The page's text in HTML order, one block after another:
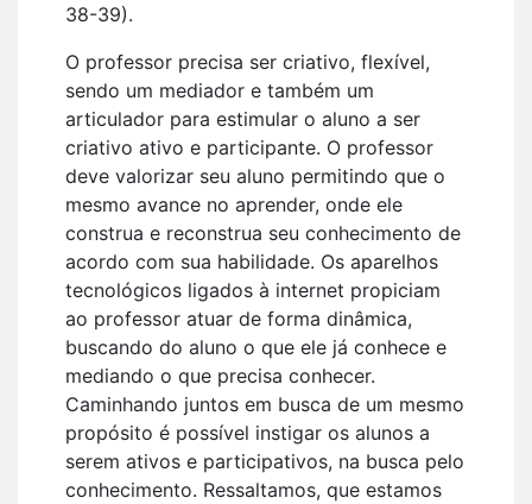
38-39).
O professor precisa ser criativo, flexível,
sendo um mediador e também um
articulador para estimular o aluno a ser
criativo ativo e participante. O professor
deve valorizar seu aluno permitindo que o
mesmo avance no aprender, onde ele
construa e reconstrua seu conhecimento de
acordo com sua habilidade. Os aparelhos
tecnológicos ligados à internet propiciam
ao professor atuar de forma dinâmica,
buscando do aluno o que ele já conhece e
mediando o que precisa conhecer.
Caminhando juntos em busca de um mesmo
propósito é possível instigar os alunos a
serem ativos e participativos, na busca pelo
conhecimento. Ressaltamos, que estamos